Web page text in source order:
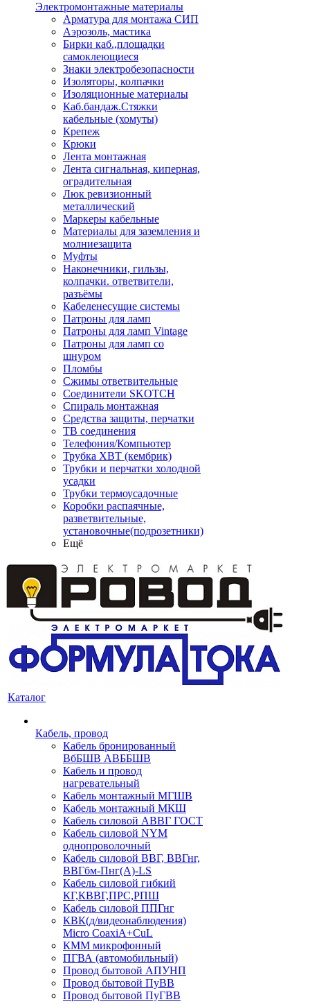
Электромонтажные материалы
Арматура для монтажа СИП
Аэрозоль, мастика
Бирки каб.,площадки
самоклеющиеся
Знаки электробезопасности
Изоляторы, колпачки
Изоляционные материалы
Каб.бандаж.Стяжки
кабельные (хомуты)
Крепеж
Крюки
Лента монтажная
Лента сигнальная, киперная,
оградительная
Люк ревизионный
металлический
Маркеры кабельные
Материалы для заземления и
молниезащита
Муфты
Наконечники, гильзы,
колпачки. ответвители,
разъёмы
Кабеленесущие системы
Патроны для ламп
Патроны для ламп Vintage
Патроны для ламп со
шнуром
Пломбы
Сжимы ответвительные
Соединители SKOTCH
Спираль монтажная
Средства защиты, перчатки
ТВ соединения
Телефония/Компьютер
Трубка ХВТ (кембрик)
Трубки и перчатки холодной
усадки
Трубки термоусадочные
Коробки распаячные,
разветвительные,
установочные(подрозетники)
Ещё
Каталог
Кабель, провод
Кабель бронированный
ВбБШВ АВББШВ
Кабель и провод
нагревательный
Кабель монтажный МГШВ
Кабель монтажный МКШ
Кабель силовой АВВГ ГОСТ
Кабель силовой NYM
однопроволочный
Кабель силовой ВВГ, ВВГнг,
ВВГбм-Пнг(А)-LS
Кабель силовой гибкий
КГ,КВВГ,ПРС,РПШ
Кабель силовой ППГнг
КВК(д/видеонаблюдения)
Micro CoaxiA+CuL
КММ микрофонный
ПГВА (автомобильный)
Провод бытовой АПУНП
Провод бытовой ПуВВ
Провод бытовой ПуГВВ